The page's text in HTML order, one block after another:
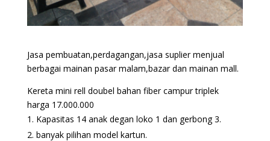
Jasa pembuatan,perdagangan,jasa suplier menjual
berbagai mainan pasar malam,bazar dan mainan mall.
Kereta mini rell doubel bahan fiber campur triplek
harga 17.000.000
Kapasitas 14 anak degan loko 1 dan gerbong 3.
banyak pilihan model kartun.